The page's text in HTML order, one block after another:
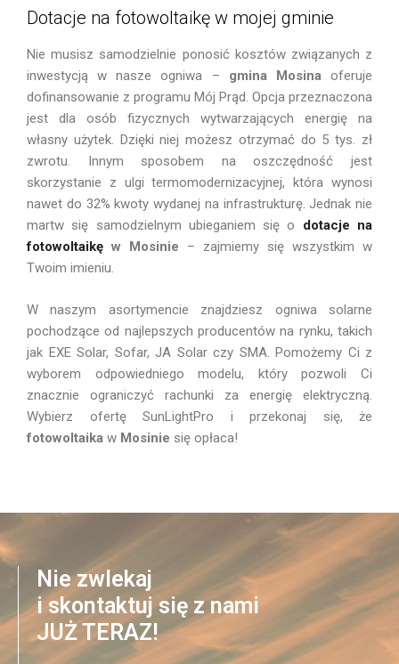
Dotacje na fotowoltaikę w mojej gminie
Nie musisz samodzielnie ponosić kosztów związanych z
inwestycją w nasze ogniwa – gmina Mosinaoferuje
dofinansowanie z programu Mój Prąd. Opcja przeznaczona
jest dla osób fizycznych wytwarzających energię na
własny użytek. Dzięki niej możesz otrzymać do 5 tys. zł
zwrotu. Innym sposobem na oszczędność jest
skorzystanie z ulgi termomodernizacyjnej, która wynosi
nawet do 32% kwoty wydanej na infrastrukturę. Jednak nie
martw się samodzielnym ubieganiem się o dotacje na
fotowoltaikę w Mosinie – zajmiemy się wszystkim w
Twoim imieniu.
W naszym asortymencie znajdziesz ogniwa solarne
pochodzące od najlepszych producentów na rynku, takich
jak EXE Solar, Sofar, JA Solar czy SMA. Pomożemy Ci z
wyborem odpowiedniego modelu, który pozwoli Ci
znacznie ograniczyć rachunki za energię elektryczną.
Wybierz ofertę SunLightPro i przekonaj się, że
fotowoltaika w Mosinie się opłaca!
Nie zwlekaj
i skontaktuj się z nami
JUŻ TERAZ!